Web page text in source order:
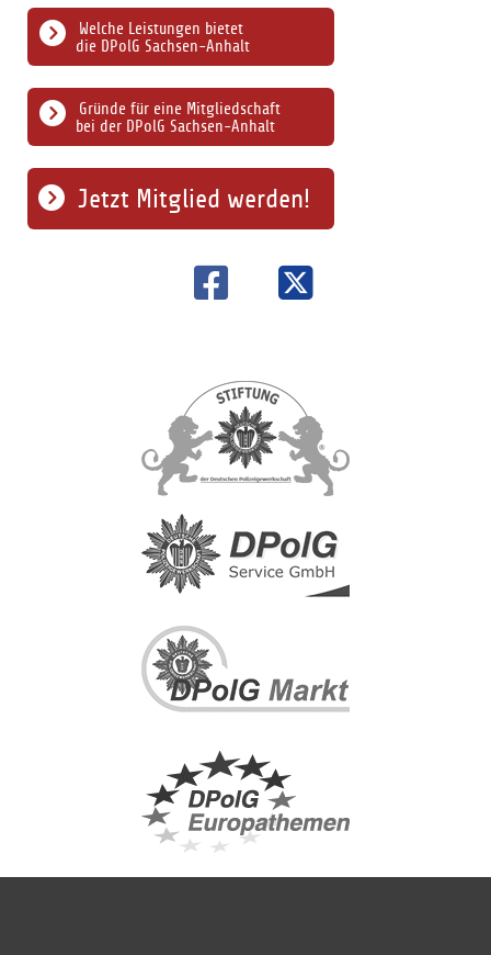
Gründe für eine Mitgliedschaft
bei der DPolG Sachsen-Anhalt
Welche Leistungen bietet
die DPolG Sachsen-Anhalt
Jetzt Mitglied werden!